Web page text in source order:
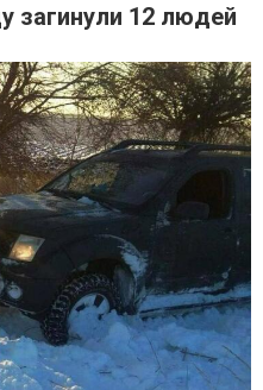
загинули 12 людей